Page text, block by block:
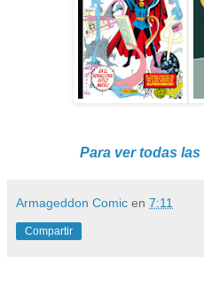
Para ver todas
Armageddon Comic en 7:11
Compartir